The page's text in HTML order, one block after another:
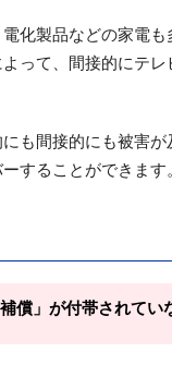
化製品などの家電
って、間接的にテ
も間接的にも被害
することができます。
償」が付帯されてい